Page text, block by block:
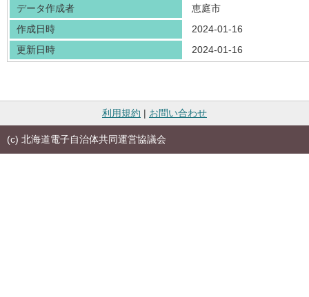
データ作成者
恵庭市
作成日時
2024-01-16
更新日時
2024-01-16
利用規約 | お問い合わせ
(c) 北海道電子自治体共同運営協議会